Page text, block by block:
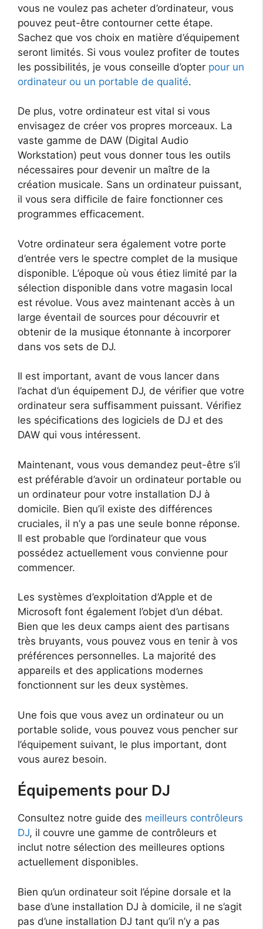
vous ne voulez pas acheter d’ordinateur, vous
pouvez peut-être contourner cette étape.
Sachez que vos choix en matière d’équipement
seront limités. Si vous voulez profiter de toutes
les possibilités, je vous conseille d’opter pour un
ordinateur ou un portable de qualité.
De plus, votre ordinateur est vital si vous
envisagez de créer vos propres morceaux. La
vaste gamme de DAW (Digital Audio
Workstation) peut vous donner tous les outils
nécessaires pour devenir un maître de la
création musicale. Sans un ordinateur puissant,
il vous sera difficile de faire fonctionner ces
programmes efficacement.
Votre ordinateur sera également votre porte
d’entrée vers le spectre complet de la musique
disponible. L’époque où vous étiez limité par la
sélection disponible dans votre magasin local
est révolue. Vous avez maintenant accès à un
large éventail de sources pour découvrir et
obtenir de la musique étonnante à incorporer
dans vos sets de DJ.
Il est important, avant de vous lancer dans
l’achat d’un équipement DJ, de vérifier que votre
ordinateur sera suffisamment puissant. Vérifiez
les spécifications des logiciels de DJ et des
DAW qui vous intéressent.
Maintenant, vous vous demandez peut-être s’il
est préférable d’avoir un ordinateur portable ou
un ordinateur pour votre installation DJ à
domicile. Bien qu’il existe des différences
cruciales, il n’y a pas une seule bonne réponse.
Il est probable que l’ordinateur que vous
possédez actuellement vous convienne pour
commencer.
Les systèmes d’exploitation d’Apple et de
Microsoft font également l’objet d’un débat.
Bien que les deux camps aient des partisans
très bruyants, vous pouvez vous en tenir à vos
préférences personnelles. La majorité des
appareils et des applications modernes
fonctionnent sur les deux systèmes.
Une fois que vous avez un ordinateur ou un
portable solide, vous pouvez vous pencher sur
l’équipement suivant, le plus important, dont
vous aurez besoin.
Équipements pour DJ
Consultez notre guide des meilleurs contrôleurs
DJ, il couvre une gamme de contrôleurs et
inclut notre sélection des meilleures options
actuellement disponibles.
Bien qu’un ordinateur soit l’épine dorsale et la
base d’une installation DJ à domicile, il ne s’agit
pas d’une installation DJ tant qu’il n’y a pas